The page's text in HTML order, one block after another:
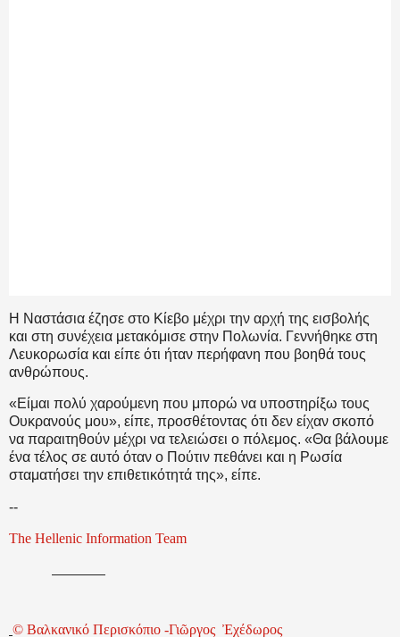
Η Ναστάσια έζησε στο Κίεβο μέχρι την αρχή της εισβολής
και στη συνέχεια μετακόμισε στην Πολωνία. Γεννήθηκε στη
Λευκορωσία και είπε ότι ήταν περήφανη που βοηθά τους
ανθρώπους.
«Είμαι πολύ χαρούμενη που μπορώ να υποστηρίξω τους
Ουκρανούς μου», είπε, προσθέτοντας ότι δεν είχαν σκοπό
να παραιτηθούν μέχρι να τελειώσει ο πόλεμος. «Θα βάλουμε
ένα τέλος σε αυτό όταν ο Πούτιν πεθάνει και η Ρωσία
σταματήσει την επιθετικότητά της», είπε.
--
The Hellenic Information Team
© Βαλκανικό Περισκόπιο -Γιῶργος Ἐχέδωρος